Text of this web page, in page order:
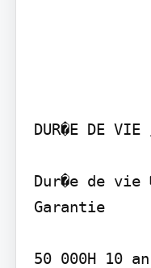
DUR�E DE VIE
Dur�e de vie
Garantie
50 000H 10